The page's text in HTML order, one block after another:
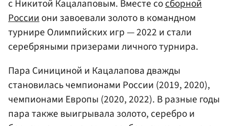
с Никитой Кацалаповым. Вместе сосборной
Россииони завоевали золото в командном
турнире Олимпийских игр — 2022 и стали
серебряными призерами личного турнира.
Пара Синициной и Кацалапова дважды
становилась чемпионами России (2019, 2020),
чемпионами Европы (2020, 2022). В разные годы
пара также выигрывала золото, серебро и